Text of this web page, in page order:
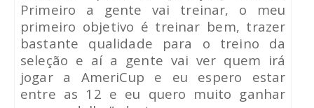
Primeiro a gente vai treinar, o meu
primeiro objetivo é treinar bem, trazer
bastante qualidade para o treino da
seleção e aí a gente vai ver quem irá
jogar a AmeriCup e eu espero estar
entre as 12 e eu quero muito ganhar